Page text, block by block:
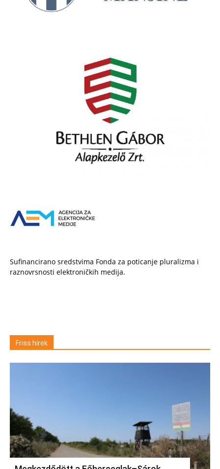
Sufinancirano sredstvima Fonda za poticanje pluralizma i
raznovrsnosti elektroničkih medija.
Friss hírek